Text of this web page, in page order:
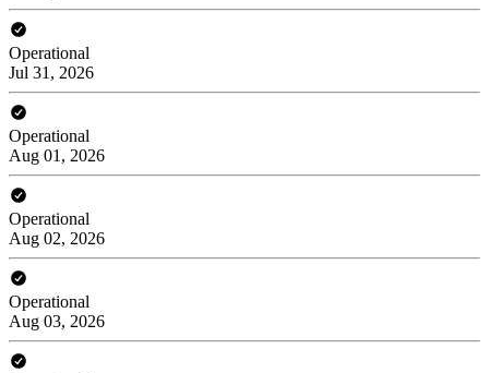
Operational
Jul 31, 2026
Operational
Aug 01, 2026
Operational
Aug 02, 2026
Operational
Aug 03, 2026